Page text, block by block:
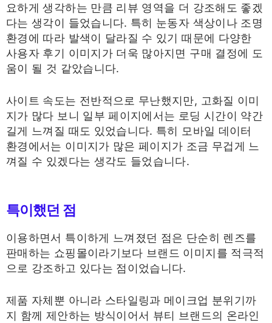
요하게 생각하는 만큼 리뷰 영역을 더 강조해도 좋겠
다는 생각이 들었습니다. 특히 눈동자 색상이나 조명
환경에 따라 발색이 달라질 수 있기 때문에 다양한
사용자 후기 이미지가 더욱 많아지면 구매 결정에 도
움이 될 것 같았습니다.
사이트 속도는 전반적으로 무난했지만, 고화질 이미
지가 많다 보니 일부 페이지에서는 로딩 시간이 약간
길게 느껴질 때도 있었습니다. 특히 모바일 데이터
환경에서는 이미지가 많은 페이지가 조금 무겁게 느
껴질 수 있겠다는 생각도 들었습니다.
특이했던 점
이용하면서 특이하게 느껴졌던 점은 단순히 렌즈를
판매하는 쇼핑몰이라기보다 브랜드 이미지를 적극적
으로 강조하고 있다는 점이었습니다.
제품 자체뿐 아니라 스타일링과 메이크업 분위기까
지 함께 제안하는 방식이어서 뷰티 브랜드의 온라인